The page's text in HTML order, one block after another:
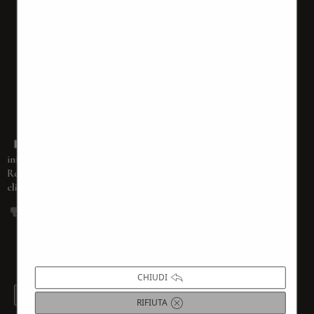
informativa ai sensi dell’articolo 13 del
Regolamento 679/2016
cliccando sul tasto
consenso al trattamento dei dati.
PRIVACY POLICY
CHIUDI
RIFIUTA